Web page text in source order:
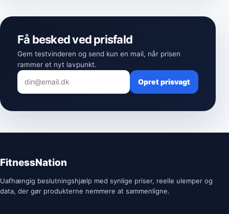
Få besked ved prisfald
Gem testvinderen og send kun en mail, når prisen
rammer et nyt lavpunkt.
Opret prisvagt
FitnessNation
Uafhængig beslutningshjælp med synlige priser, reelle ulemper og
data, der gør produkterne nemmere at sammenligne.